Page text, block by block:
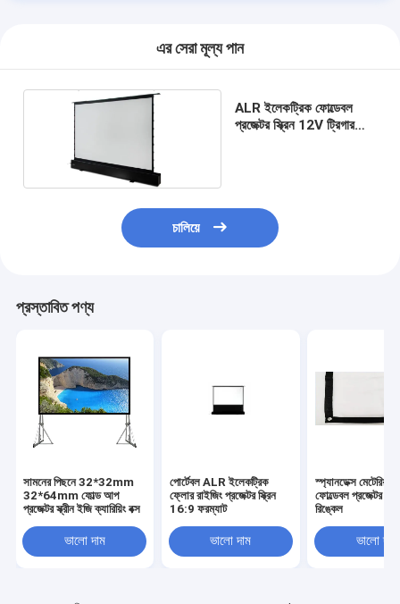
এর সেরা মূল্য পান
ALR ইলেকট্রিক ফোল্ডেবল
প্রজেক্টর স্ক্রিন 12V ট্রিগার
চালিয়ে
প্রস্তাবিত পণ্য
সামনের পিছনে 32*32mm
32*64mm ফোল্ড আপ
প্রজেক্টর স্ক্রীন ইজি ক্যারিয়িং বক্স
ভালো দাম
পোর্টেবল ALR ইলেকট্রিক
ফ্লোর রাইজিং প্রজেক্টর স্ক্রিন
16:9 ফরম্যাট
ভালো দাম
স্প্যানডেক্স
ফোল্ডেবল প্রজেক্টর
রিঙ্কেল
ভালো দাম